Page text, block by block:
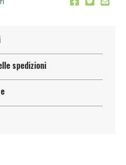
spedizioni
Sconto fino al 40% valido
oggi!